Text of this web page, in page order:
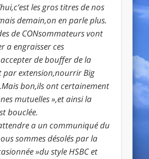
les gros titres de nos
demain,on en parle plus.
de CONsommateurs vont
a engraisser ces
de bouffer de la
par extension,nourrir Big
bon,ils ont certainement
mutuelles »,et ainsi la
bouclée.
a un communiqué du
sommes désolés par la
»du style HSBC et